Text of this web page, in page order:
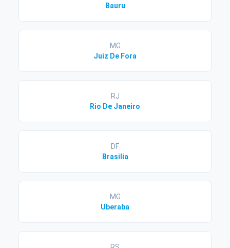
Bauru
MG
Juiz De Fora
RJ
Rio De Janeiro
DF
Brasilia
MG
Uberaba